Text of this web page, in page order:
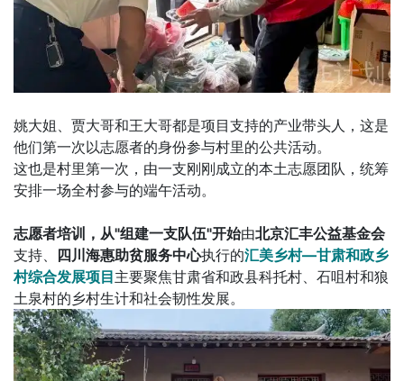
姚大姐、贾大哥和王大哥都是项目支持的产业带头人，这是
他们第一次以志愿者的身份参与村里的公共活动。
这也是村里第一次，由一支刚刚成立的本土志愿团队，统筹
安排一场全村参与的端午活动。
志愿者培训，从"组建一支队伍"开始由北京汇丰公益基金会
支持、 四川海惠助贫服务中心执行的汇美乡村—甘肃和政乡
村综合发展项目主要聚焦甘肃省和政县科托村、石咀村和狼
土泉村的乡村生计和社会韧性发展。